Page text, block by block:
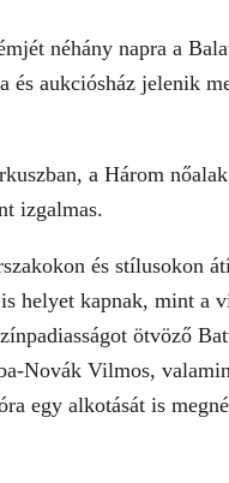
néhány napra a
és aukciósház jelenik
a Három
izgalmas.
és stílusokon
helyet kapnak, mint a
ötvöző
Novák Vilmos,
egy alkotását is